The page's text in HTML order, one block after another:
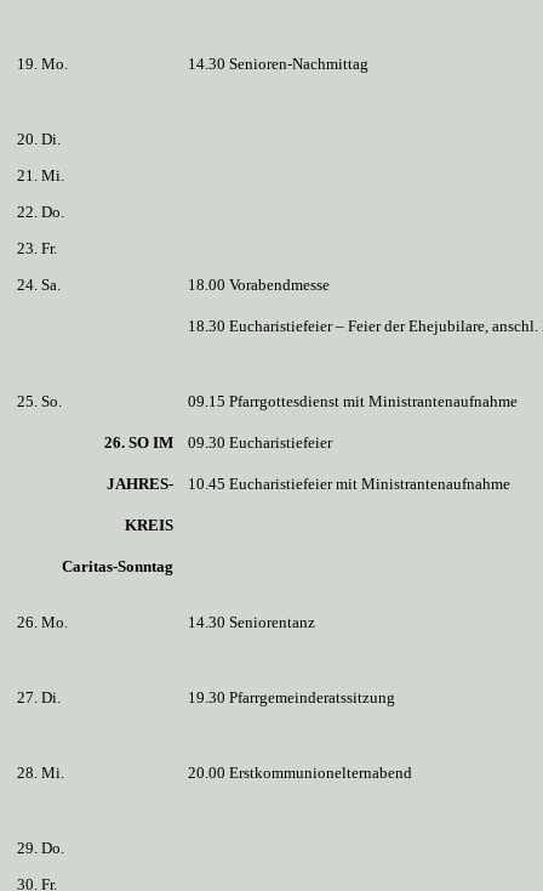
19. Mo. 14.30 Senioren-Nachmittag
20. Di.
21. Mi.
22. Do.
23. Fr.
24. Sa.
18.00 Vorabendmesse
18.30 Eucharistiefeier – Feier der Ehejubilare,
25. So.
26. SO IM
JAHRES-
KREIS
Caritas-Sonntag
09.15 Pfarrgottesdienst mit Ministrantenaufnahme
09.30 Eucharistiefeier
10.45 Eucharistiefeier mit Ministrantenaufnahme
26. Mo. 14.30 Seniorentanz
27. Di. 19.30 Pfarrgemeinderatssitzung
28. Mi. 20.00 Erstkommunionelternabend
29. Do.
30. Fr.